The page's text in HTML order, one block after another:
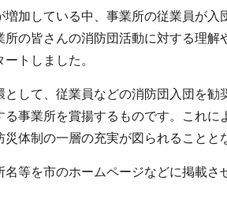
加している中、事業所の従業員が入
の皆さんの消防団活動に対する理
トしました。
して、従業員などの消防団入団を勧
事業所を賞揚するものです。これ
体制の一層の充実が図られることと
等を市のホームページなどに掲載さ